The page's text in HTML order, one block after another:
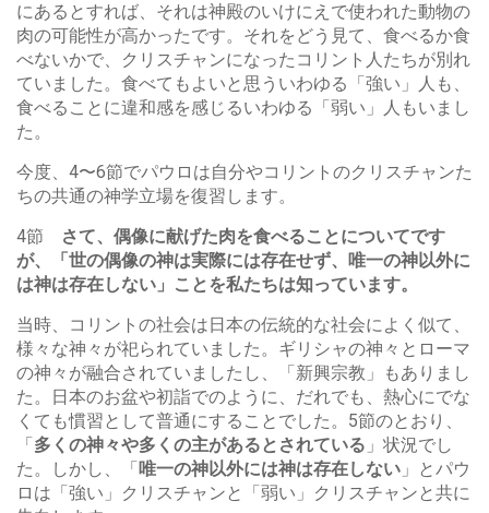
にあるとすれば、それは神殿のいけにえで使われた動物の
肉の可能性が高かったです。それをどう見て、食べるか食
べないかで、クリスチャンになったコリント人たちが別れ
ていました。食べてもよいと思ういわゆる「強い」人も、
食べることに違和感を感じるいわゆる「弱い」人もいまし
た。
今度、4〜6節でパウロは自分やコリントのクリスチャンた
ちの共通の神学立場を復習します。
4節
さて、偶像に献げた肉を食べることについてです
が、「世の偶像の神は実際には存在せず、唯一の神以外に
は神は存在しない」ことを私たちは知っています。
当時、コリントの社会は日本の伝統的な社会によく似て、
様々な神々が祀られていました。ギリシャの神々とローマ
の神々が融合されていましたし、「新興宗教」もありまし
た。日本のお盆や初詣でのように、だれでも、熱心にでな
くても慣習として普通にすることでした。5節のとおり、
「多くの神々や多くの主があるとされている 」状況でし
た。しかし、「唯一の神以外には神は存在しない 」とパウ
ロは「強い」クリスチャンと「弱い」クリスチャンと共に